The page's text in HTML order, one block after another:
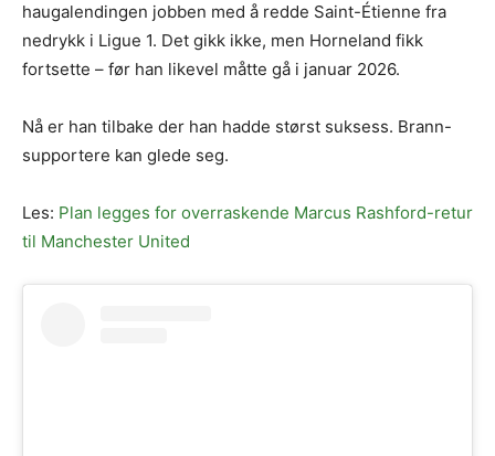
haugalendingen jobben med å redde Saint-Étienne fra
nedrykk i Ligue 1. Det gikk ikke, men Horneland fikk
fortsette – før han likevel måtte gå i januar 2026.
Nå er han tilbake der han hadde størst suksess. Brann-
supportere kan glede seg.
Les: Plan legges for overraskende Marcus Rashford-retur
til Manchester United